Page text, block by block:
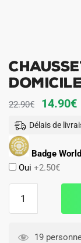
22.90€
Le
prix
était :
22.90€.
14.90€
Délais de
Badge
Oui +2.50€
19